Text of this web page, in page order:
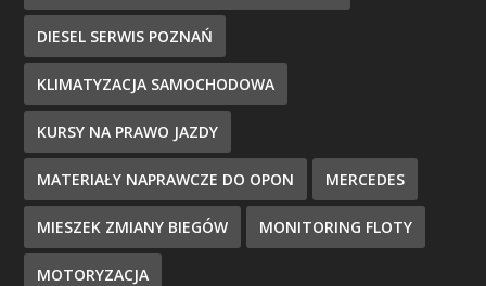
DIESEL SERWIS POZNAŃ
KLIMATYZACJA SAMOCHODOWA
KURSY NA PRAWO JAZDY
MATERIAŁY NAPRAWCZE DO OPON MERCEDES
MIESZEK ZMIANY BIEGÓW MONITORING FLOTY
MOTORYZACJA